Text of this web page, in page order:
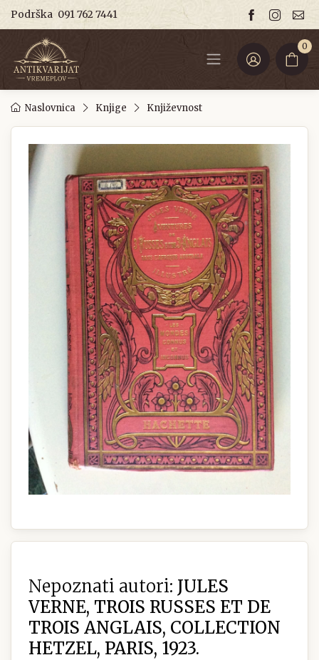
Podrška 091 762 7441
0
Naslovnica Knjige Književnost
Nepoznati autori: JULES
VERNE, TROIS RUSSES ET DE
TROIS ANGLAIS, COLLECTION
HETZEL, PARIS, 1923.